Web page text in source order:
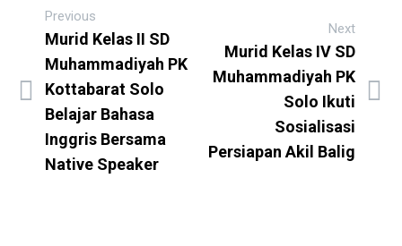
Previous
Murid Kelas II SD
Muhammadiyah PK
Kottabarat Solo
Belajar Bahasa
Inggris Bersama
Native Speaker
Next
Murid Kelas IV SD
Muhammadiyah PK
Solo Ikuti
Sosialisasi
Persiapan Akil Balig